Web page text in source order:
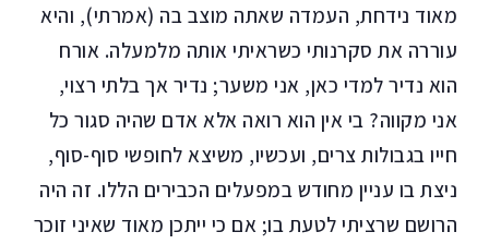
מאוד נידחת, העמדה שאתה מוצב בה (אמרתי), והיא
עוררה את סקרנותי כשראיתי אותה מלמעלה. אורח
הוא נדיר למדי כאן, אני משער; נדיר אך בלתי רצוי,
אני מקווה? בי אין הוא רואה אלא אדם שהיה סגור כל
חייו בגבולות צרים, ועכשיו, משיצא לחופשי סוף-סוף,
ניצת בו עניין מחודש במפעלים הכבירים הללו. זה היה
הרושם שרציתי לטעת בו; אם כי ייתכן מאוד שאיני זוכר